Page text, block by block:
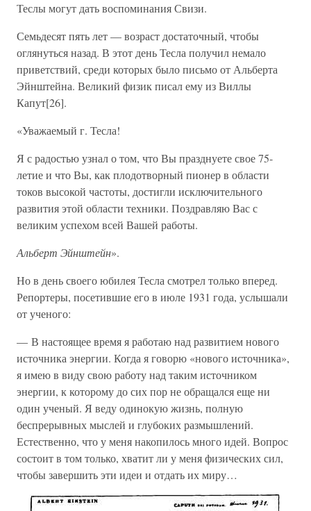
Теслы могут дать воспоминания Свизи.
Семьдесят пять лет — возраст достаточный, чтобы
оглянуться назад. В этот день Тесла получил немало
приветствий, среди которых было письмо от Альберта
Эйнштейна. Великий физик писал ему из Виллы
Капут[26].
«Уважаемый г. Тесла!
Я с радостью узнал о том, что Вы празднуете свое 75-
летие и что Вы, как плодотворный пионер в области
токов высокой частоты, достигли исключительного
развития этой области техники. Поздравляю Вас с
великим успехом всей Вашей работы.
Альберт Эйнштейн».
Но в день своего юбилея Тесла смотрел только вперед.
Репортеры, посетившие его в июле 1931 года, услышали
от ученого:
— В настоящее время я работаю над развитием нового
источника энергии. Когда я говорю «нового источника»,
я имею в виду свою работу над таким источником
энергии, к которому до сих пор не обращался еще ни
один ученый. Я веду одинокую жизнь, полную
беспрерывных мыслей и глубоких размышлений.
Естественно, что у меня накопилось много идей. Вопрос
состоит в том только, хватит ли у меня физических сил,
чтобы завершить эти идеи и отдать их миру…